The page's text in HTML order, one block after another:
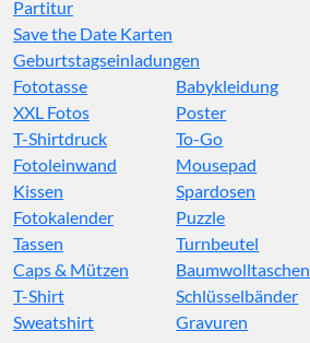
Partitur
Save the Date Karten
Geburtstagseinladungen
Fototasse
XXL Fotos
T-Shirtdruck
Fotoleinwand
Kissen
Fotokalender
Babykleidung
Poster
To-Go
Mousepad
Spardosen
Puzzle
Tassen
Caps & Mützen
T-Shirt
Sweatshirt
Turnbeutel
Baumwolltaschen
Schlüsselbänder
Gravuren